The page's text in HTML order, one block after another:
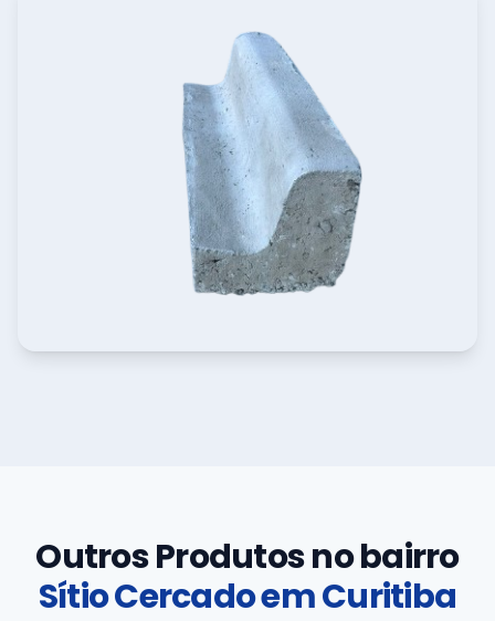
Outros Produtos no bairro
Sítio Cercado em Curitiba